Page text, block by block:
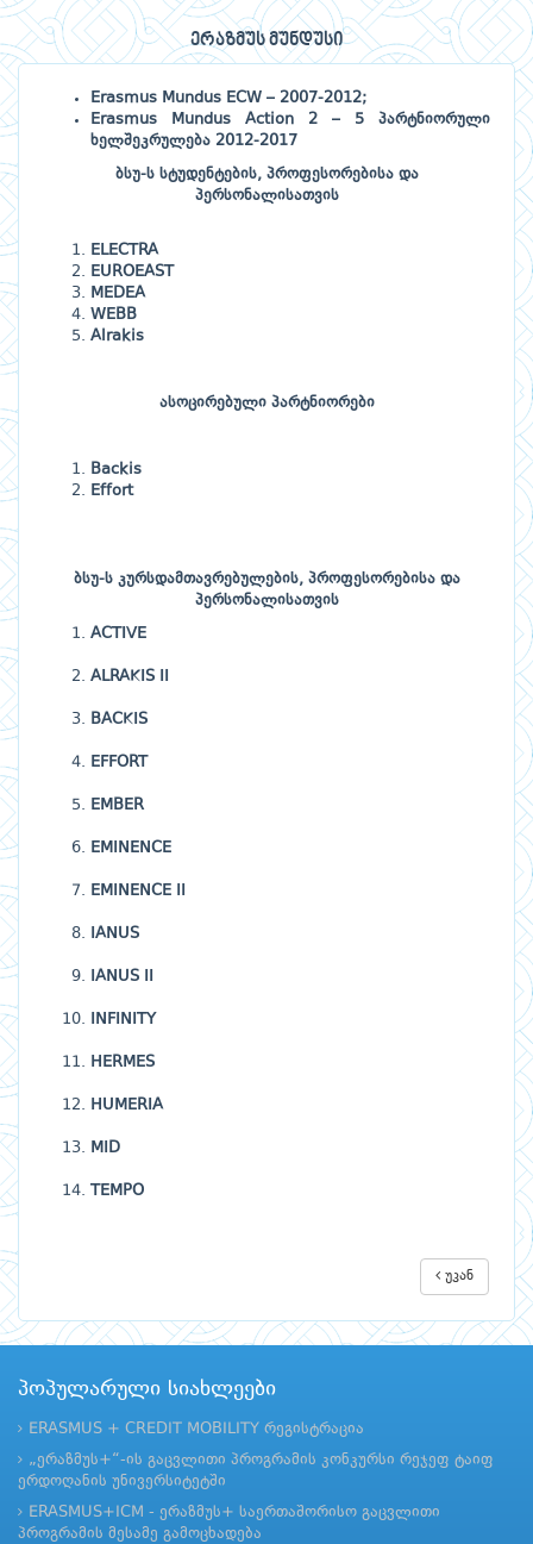
ერაზმუს მუნდუსი
Erasmus Mundus ECW – 2007-2012;
Erasmus Mundus Action 2 – 5 პარტნიორული
ხელშეკრულება 2012-2017
ბსუ-ს სტუდენტების, პროფესორებისა და
პერსონალისათვის
ELECTRA
EUROEAST
MEDEA
WEBB
Alrakis
ასოცირებული პარტნიორები
Backis
Effort
ბსუ-ს კურსდამთავრებულების, პროფესორებისა და
პერსონალისათვის
ACTIVE
ALRAKIS II
BACKIS
EFFORT
EMBER
EMINENCE
EMINENCE II
IANUS
IANUS II
INFINITY
HERMES
HUMERIA
MID
TEMPO
უკან
პოპულარული სიახლეები
ERASMUS + CREDIT MOBILITY რეგისტრაცია
„ერაზმუს+“-ის გაცვლითი პროგრამის კონკურსი რეჯეფ ტაიფ
ერდოღანის უნივერსიტეტში
ERASMUS+ICM - ერაზმუს+ საერთაშორისო გაცვლითი
პროგრამის მესამე გამოცხადება